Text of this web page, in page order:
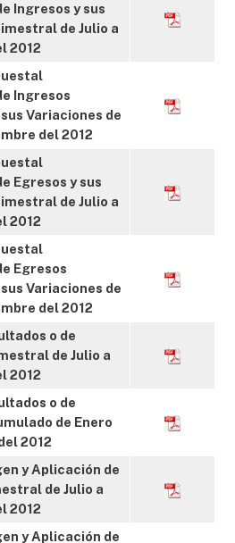
Ingresos y sus
de Julio a
2012
Ingresos
Variaciones de
del 2012
Egresos y sus
de Julio a
2012
Egresos
Variaciones de
del 2012
o de
de Julio a
2012
o de
de Enero
2012
y Aplicación de
de Julio a
2012
y Aplicación de